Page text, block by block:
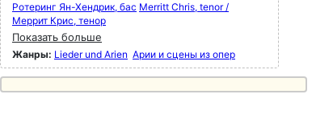
Ротеринг Ян-Хендрик, бас Merritt Chris, tenor /
Меррит Крис, тенор
Показать больше
Жанры: Lieder und Arien Арии и сцены из опер